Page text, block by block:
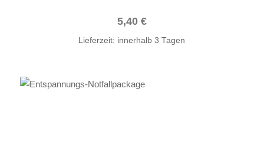
5,40 €
Lieferzeit: innerhalb 3 Tagen